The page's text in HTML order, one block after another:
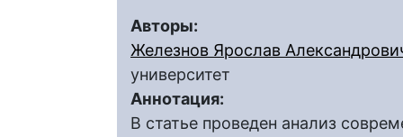
Авторы:
Железнов Ярослав
университет
Аннотация:
В статье проведен анализ